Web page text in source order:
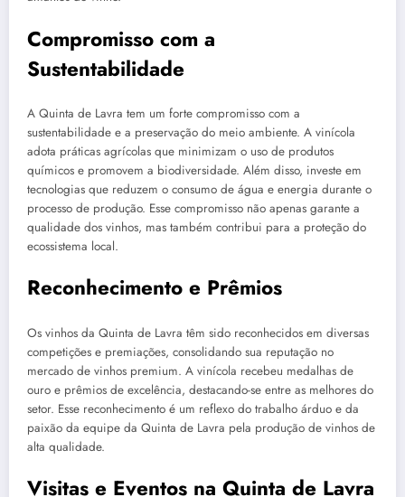
Compromisso com a
Sustentabilidade
A Quinta de Lavra tem um forte compromisso com a
sustentabilidade e a preservação do meio ambiente. A vinícola
adota práticas agrícolas que minimizam o uso de produtos
químicos e promovem a biodiversidade. Além disso, investe em
tecnologias que reduzem o consumo de água e energia durante o
processo de produção. Esse compromisso não apenas garante a
qualidade dos vinhos, mas também contribui para a proteção do
ecossistema local.
Reconhecimento e Prêmios
Os vinhos da Quinta de Lavra têm sido reconhecidos em diversas
competições e premiações, consolidando sua reputação no
mercado de vinhos premium. A vinícola recebeu medalhas de
ouro e prêmios de excelência, destacando-se entre as melhores do
setor. Esse reconhecimento é um reflexo do trabalho árduo e da
paixão da equipe da Quinta de Lavra pela produção de vinhos de
alta qualidade.
Visitas e Eventos na Quinta de Lavra